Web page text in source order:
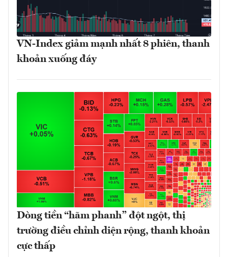
VN-Index giảm mạnh nhất 8 phiên, thanh
khoản xuống đáy
Dòng tiền “hãm phanh” đột ngột, thị
trường điều chỉnh diện rộng, thanh khoản
cực thấp